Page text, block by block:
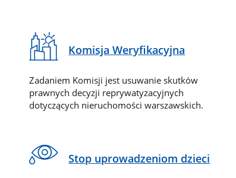
Komisja Weryfikacyjna
Zadaniem Komisji jest usuwanie skutków
prawnych decyzji reprywatyzacyjnych
dotyczących nieruchomości warszawskich.
Stop uprowadzeniom dzieci